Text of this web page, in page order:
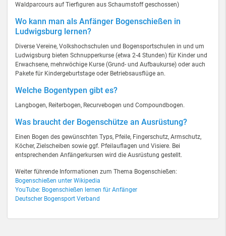
Waldparcours auf Tierfiguren aus Schaumstoff geschossen)
Wo kann man als Anfänger Bogenschießen in
Ludwigsburg lernen?
Diverse Vereine, Volkshochschulen und Bogensportschulen in und um
Ludwigsburg bieten Schnupperkurse (etwa 2-4 Stunden) für Kinder und
Erwachsene, mehrwöchige Kurse (Grund- und Aufbaukurse) oder auch
Pakete für Kindergeburtstage oder Betriebsausflüge an.
Welche Bogentypen gibt es?
Langbogen, Reiterbogen, Recurvebogen und Compoundbogen.
Was braucht der Bogenschütze an Ausrüstung?
Einen Bogen des gewünschten Typs, Pfeile, Fingerschutz, Armschutz,
Köcher, Zielscheiben sowie ggf. Pfeilauflagen und Visiere. Bei
entsprechenden Anfängerkursen wird die Ausrüstung gestellt.
Weiter führende Informationen zum Thema Bogenschießen:
Bogenschießen unter Wikipedia
YouTube: Bogenschießen lernen für Anfänger
Deutscher Bogensport Verband